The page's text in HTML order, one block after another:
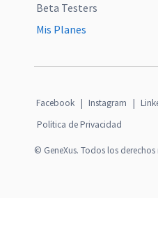
Beta Testers
Mis Planes
Facebook | Instagram |
Política de Privacidad
© GeneXus. Todos los